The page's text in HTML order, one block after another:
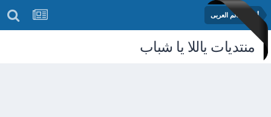
أخبار العالم العربى
منتديات ياللا يا شباب